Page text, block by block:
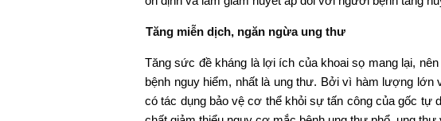
Tăng miễn dịch, ngăn ngừa ung thư
Tăng sức đề kháng là lợi ích của khoai sọ mang lại,
bệnh nguy hiểm, nhất là ung thư. Bởi vì hàm lượng lớn
có tác dụng bảo vệ cơ thể khỏi sự tấn công của gốc tự